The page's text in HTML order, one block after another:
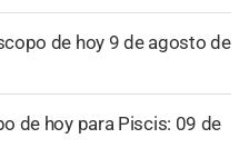
de hoy 9 de agosto de
de hoy para Piscis: 09 de